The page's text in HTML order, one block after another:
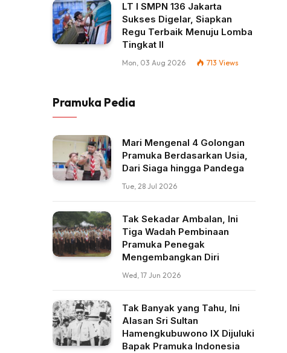
LT I SMPN 136 Jakarta
Sukses Digelar, Siapkan
Regu Terbaik Menuju Lomba
Tingkat II
Mon, 03 Aug 2026 713 Views
Pramuka Pedia
Mari Mengenal 4 Golongan
Pramuka Berdasarkan Usia,
Dari Siaga hingga Pandega
Tue, 28 Jul 2026
Tak Sekadar Ambalan, Ini
Tiga Wadah Pembinaan
Pramuka Penegak
Mengembangkan Diri
Wed, 17 Jun 2026
Tak Banyak yang Tahu, Ini
Alasan Sri Sultan
Hamengkubuwono IX Dijuluki
Bapak Pramuka Indonesia